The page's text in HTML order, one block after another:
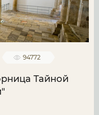
94772
Тайной